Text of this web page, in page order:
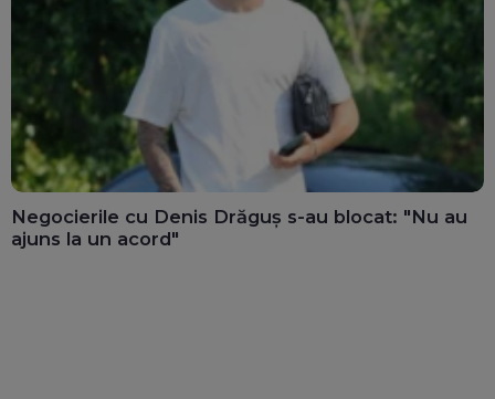
Negocierile cu Denis Drăguș s-au blocat: "Nu au
ajuns la un acord"